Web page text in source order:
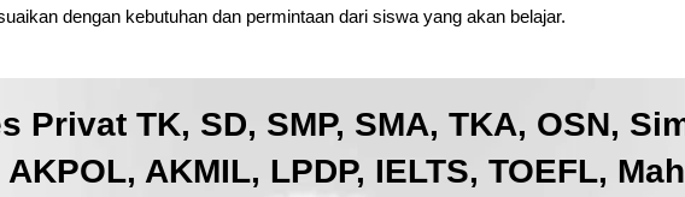
dengan kebutuhan dan permintaan dari siswa yang akan belajar.
Privat TK, SD, SMP, SMA, TKA, OSN,
AKPOL, AKMIL, LPDP, IELTS, TOEFL,